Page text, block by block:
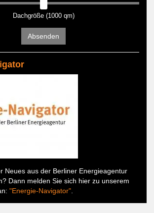
Dachgröße (1000 qm)
Absenden
Neues aus der Berliner Energieagentur
Dann melden Sie sich hier zu unserem
"Energie-Navigator"